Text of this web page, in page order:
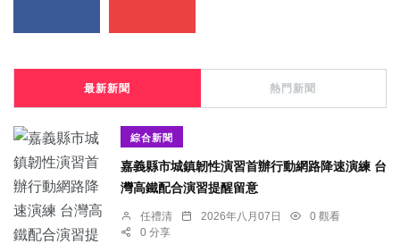
最新新聞 熱門新聞
綜合新聞
嘉義縣市城鎮韌性演習首辦行動網路降速演練 台
灣高鐵配合演習提醒留意
任禮清 2026年八月07日
0 觀看
0 分享